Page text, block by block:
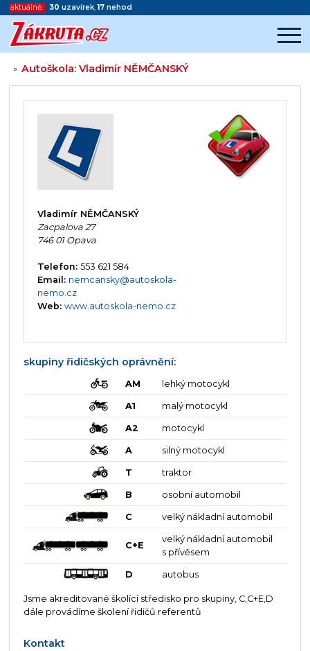
aktuálně: 30 uzavírek,17 nehod
>Autoškola: Vladimír NĚMČANSKÝ
Začátek reklamy
Konec reklamy
Vladimír NĚMČANSKÝ
Zacpalova 27
746 01 Opava
Telefon: 553 621 584
Email: nemcansky@autoskola-
nemo.cz
Web: www.autoskola-nemo.cz
skupiny řidičských oprávnění:
AM lehký motocykl
A1 malý motocykl
A2 motocykl
A silný motocykl
T traktor
B osobní automobil
C velký nákladní automobil
C+E
velký nákladní automobil
s přívěsem
D autobus
Jsme akreditované školící středisko pro skupiny, C,C+E,D
dále provádíme školení řidičů referentů
Kontakt